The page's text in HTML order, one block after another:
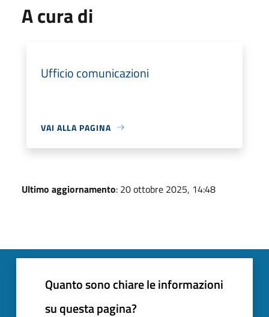
A cura di
Ufficio comunicazioni
VAI ALLA PAGINA
Ultimo aggiornamento: 20 ottobre 2025, 14:48
Quanto sono chiare le informazioni
su questa pagina?